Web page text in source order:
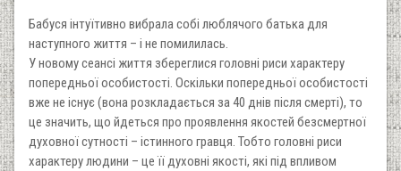
Бабуся інтуїтивно вибрала собі люблячого батька для
наступного життя – і не помилилась.
У новому сеансі життя збереглися головні риси характеру
попередньої особистості. Оскільки попередньої особистості
вже не існує (вона розкладається за 40 днів після смерті), то
це значить, що йдеться про проявлення якостей безсмертної
духовної сутності – істинного гравця. Тобто головні риси
характеру людини – це її духовні якості, які під впливом